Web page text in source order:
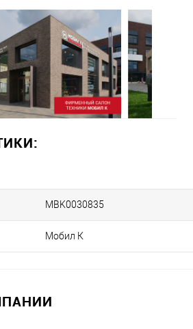
MBK0030835
Мобил К